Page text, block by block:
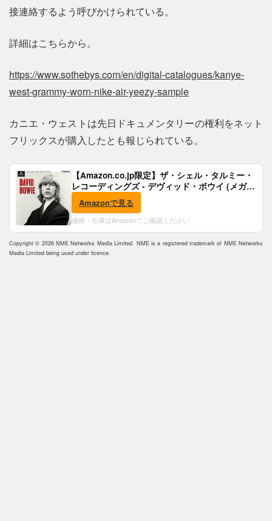
接連絡するよう呼びかけられている。
詳細はこちらから。
https://www.sothebys.com/en/digital-catalogues/kanye-
west-grammy-worn-nike-air-yeezy-sample
カニエ・ウェストは先日ドキュメンタリーの権利をネット
フリックスが購入したとも報じられている。
【Amazon.co.jp限定】ザ・シェル・タルミー・
レコーディングズ - デヴィッド・ボウイ (メガジ
ャケ付)
Amazonで見る
価格・在庫はAmazonでご確認ください
Copyright © 2026 NME Networks Media Limited. NME is a registered trademark of NME Networks
Media Limited being used under licence.